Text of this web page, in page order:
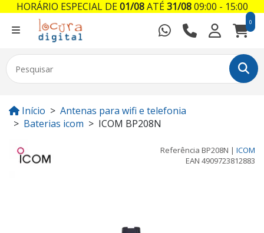
0
Início
Antenas para wifi e telefonia
Baterias icom
ICOM BP208N
Referência BP208N | ICOM
EAN 4909723812883
HORÁRIO ESPECIAL DE01/08ATÉ31/0809:00 - 15:00